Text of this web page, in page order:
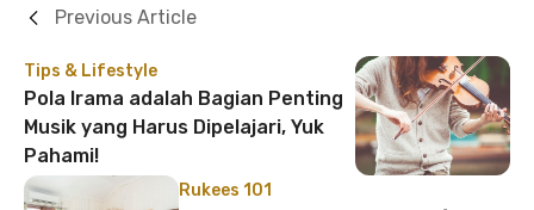
Tips & Lifestyle
Pola Irama adalah Bagian Penting
Musik yang Harus Dipelajari, Yuk
Pahami!
Previous Article
Rukees 101